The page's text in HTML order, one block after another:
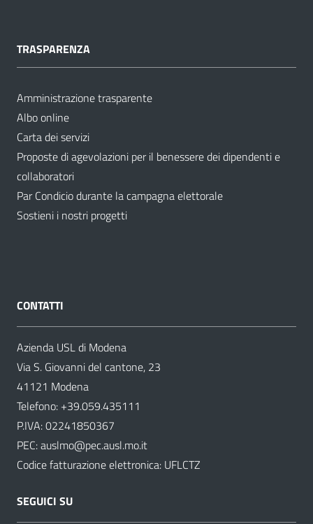
TRASPARENZA
Amministrazione trasparente
Albo online
Carta dei servizi
Proposte di agevolazioni per il benessere dei dipendenti e
collaboratori
Par Condicio durante la campagna elettorale
Sostieni i nostri progetti
CONTATTI
Azienda USL di Modena
Via S. Giovanni del cantone, 23
41121 Modena
Telefono: +39.059.435111
P.IVA: 02241850367
PEC:auslmo@pec.ausl.mo.it
Codice fatturazione elettronica: UFLCTZ
SEGUICI SU